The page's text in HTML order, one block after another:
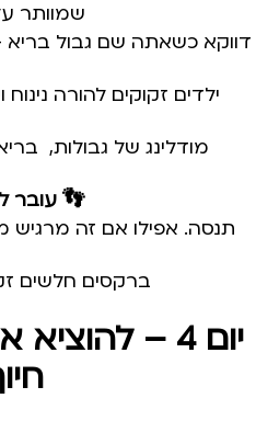
שמוותר
דווקא כשאתה שם גבול בריא
ילדים זקוקים להורה
מודלינג של גבולות,
👣 עובר
תנסה. אפילו אם זה מרגיש
ברקסים חלשים
יום 4 –